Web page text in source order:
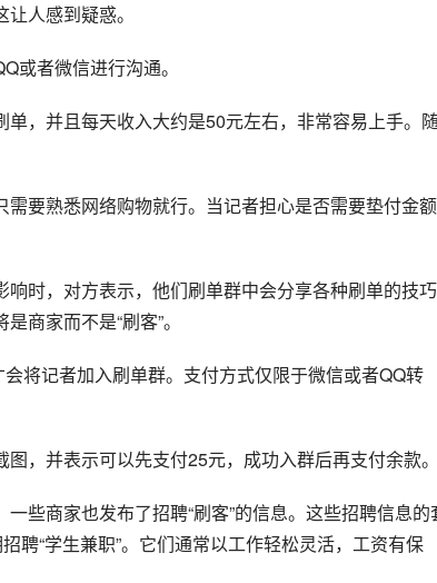
人感到疑惑。
或者微信进行沟通。
，并且每天收入大约是50元左右，非常容易上手。
要熟悉网络购物就行。当记者担心是否需要垫付金额
时，对方表示，他们刷单群中会分享各种刷单的技
商家而不是“刷客”。
将记者加入刷单群。支付方式仅限于微信或者QQ转
，并表示可以先支付25元，成功入群后再支付余款
些商家也发布了招聘“刷客”的信息。这些招聘信息的
聘“学生兼职”。它们通常以工作轻松灵活，工资有保